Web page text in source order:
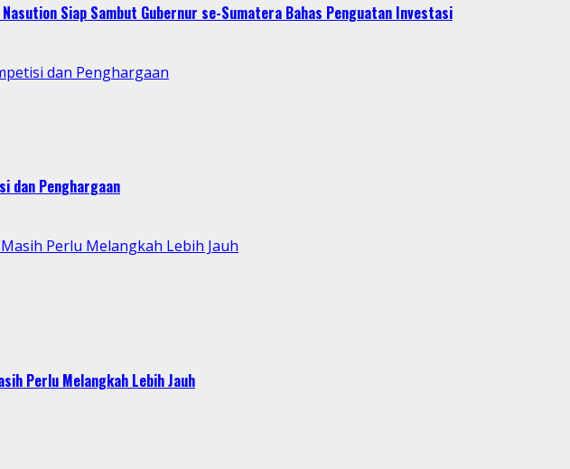
Siap Sambut Gubernur se-Sumatera Bahas Penguatan Investasi
dan Penghargaan
dan Penghargaan
Perlu Melangkah Lebih Jauh
Perlu Melangkah Lebih Jauh